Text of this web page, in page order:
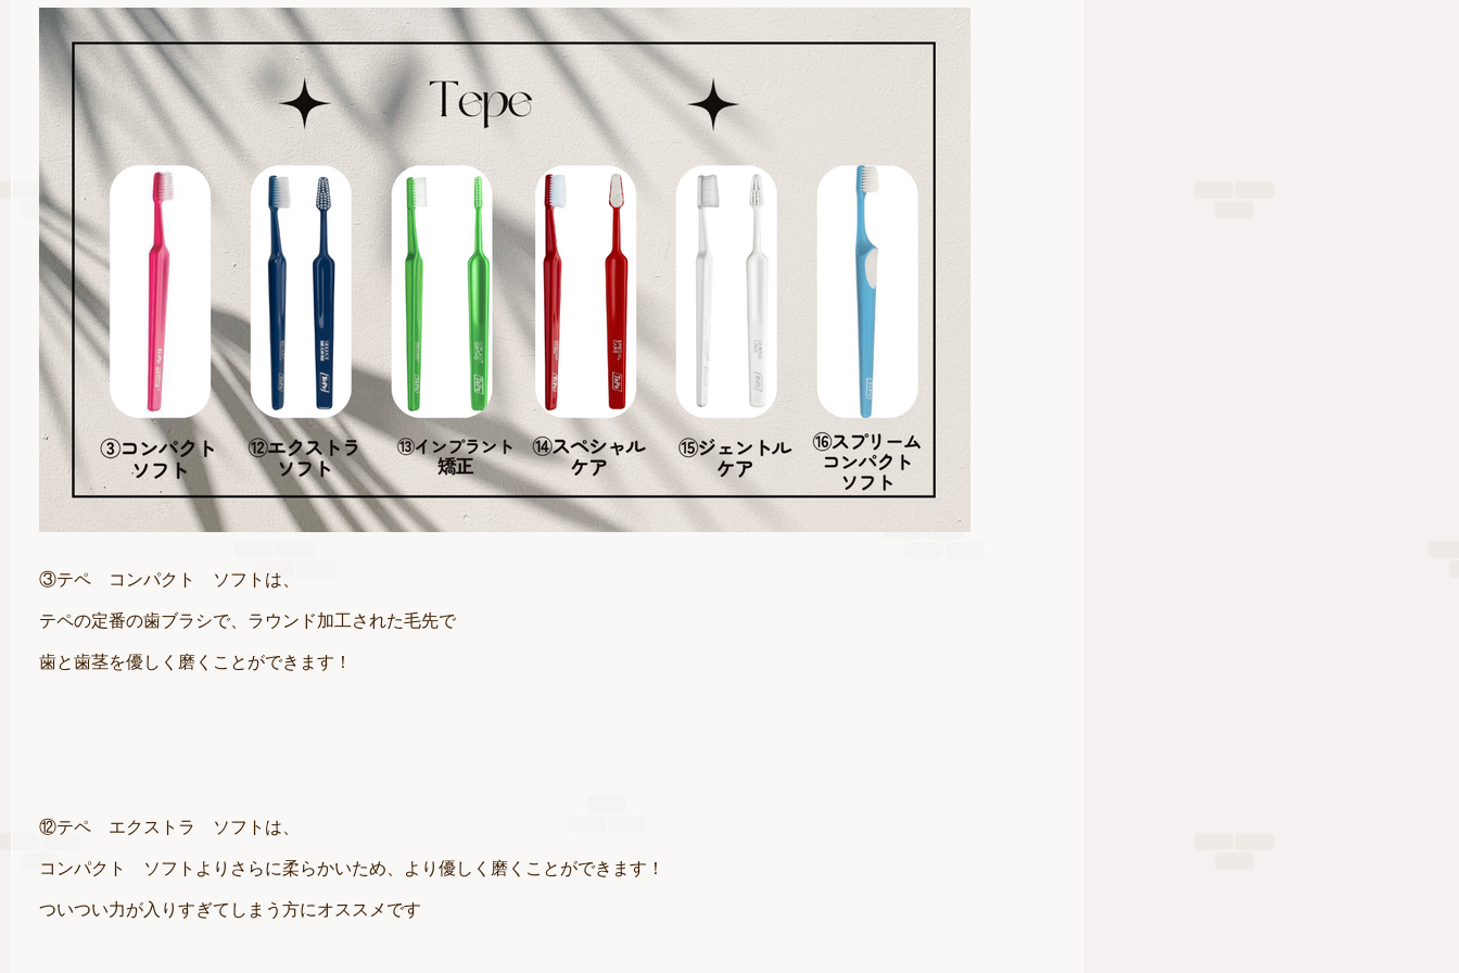
③テペ コンパクト ソフトは、
テペの定番の歯ブラシで、ラウンド加工された毛先で
歯と歯茎を優しく磨くことができます！
⑫テペ エクストラ ソフトは、
コンパクト ソフトよりさらに柔らかいため、より優しく磨くことができます！
ついつい力が入りすぎてしまう方にオススメです